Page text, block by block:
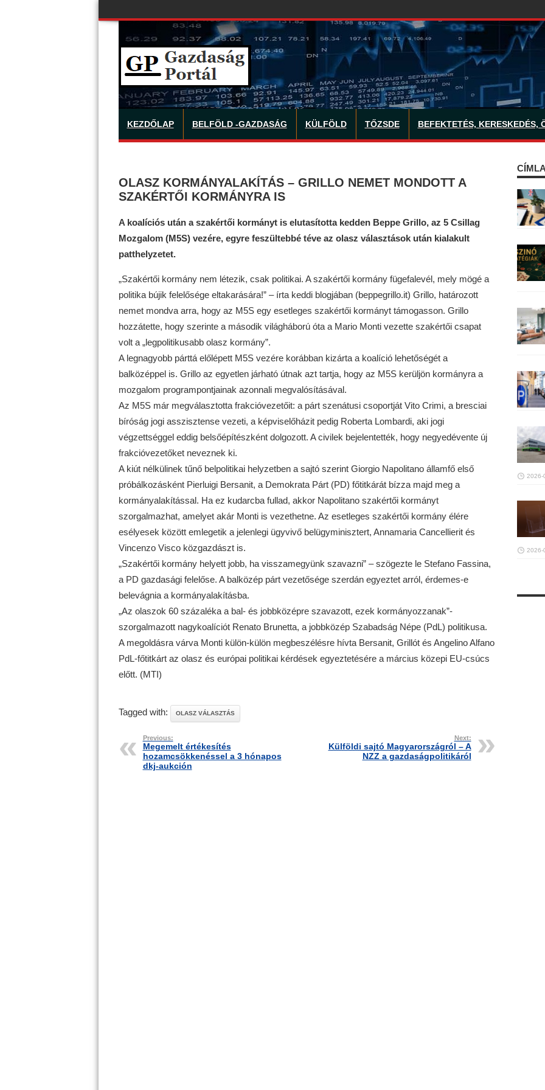
KEZDŐLAP BELFÖLD -GAZDASÁG KÜLFÖLD TŐZSDE BEFEKTETÉS, KERESKEDÉS,
OLASZ KORMÁNYALAKÍTÁS – GRILLO NEMET MONDOTT A
SZAKÉRTŐI KORMÁNYRA IS
A koalíciós után a szakértői kormányt is elutasította kedden Beppe Grillo, az 5 Csillag
Mozgalom (M5S) vezére, egyre feszültebbé téve az olasz választások után kialakult
patthelyzetet.
„Szakértői kormány nem létezik, csak politikai. A szakértői kormány fügefalevél, mely mögé a
politika bújik felelősége eltakarására!” – írta keddi blogjában (beppegrillo.it) Grillo, határozott
nemet mondva arra, hogy az M5S egy esetleges szakértői kormányt támogasson. Grillo
hozzátette, hogy szerinte a második világháború óta a Mario Monti vezette szakértői csapat
volt a „legpolitikusabb olasz kormány”.
A legnagyobb párttá előlépett M5S vezére korábban kizárta a koalíció lehetőségét a
balközéppel is. Grillo az egyetlen járható útnak azt tartja, hogy az M5S kerüljön kormányra a
mozgalom programpontjainak azonnali megvalósításával.
Az M5S már megválasztotta frakcióvezetőit: a párt szenátusi csoportját Vito Crimi, a bresciai
bíróság jogi asszisztense vezeti, a képviselőházit pedig Roberta Lombardi, aki jogi
végzettséggel eddig belsőépítészként dolgozott. A civilek bejelentették, hogy negyedévente új
frakcióvezetőket neveznek ki.
A kiút nélkülinek tűnő belpolitikai helyzetben a sajtó szerint Giorgio Napolitano államfő első
próbálkozásként Pierluigi Bersanit, a Demokrata Párt (PD) főtitkárát bízza majd meg a
kormányalakítással. Ha ez kudarcba fullad, akkor Napolitano szakértői kormányt
szorgalmazhat, amelyet akár Monti is vezethetne. Az esetleges szakértői kormány élére
esélyesek között emlegetik a jelenlegi ügyvivő belügyminisztert, Annamaria Cancellierit és
Vincenzo Visco közgazdászt is.
„Szakértői kormány helyett jobb, ha visszamegyünk szavazni” – szögezte le Stefano Fassina,
a PD gazdasági felelőse. A balközép párt vezetősége szerdán egyeztet arról, érdemes-e
belevágnia a kormányalakításba.
„Az olaszok 60 százaléka a bal- és jobbközépre szavazott, ezek kormányozzanak”-
szorgalmazott nagykoalíciót Renato Brunetta, a jobbközép Szabadság Népe (PdL) politikusa.
A megoldásra várva Monti külön-külön megbeszélésre hívta Bersanit, Grillót és Angelino Alfano
PdL-főtitkárt az olasz és európai politikai kérdések egyeztetésére a március közepi EU-csúcs
előtt. (MTI)
Tagged with: OLASZ VÁLASZTÁS
Previous:
Megemelt értékesítés
hozamcsökkenéssel a 3 hónapos
dkj-aukción
Next:
Külföldi sajtó Magyarországról – A
NZZ a gazdaságpolitikáról
2026-
2026-